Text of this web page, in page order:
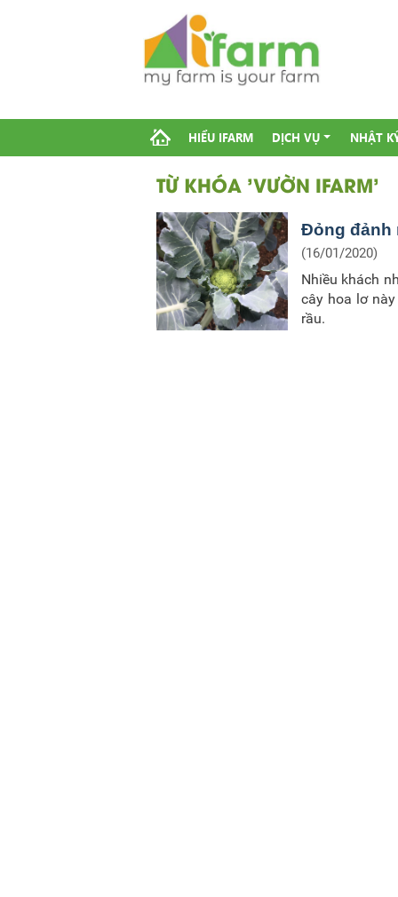
HIỂU IFARM DỊCH VỤ NHẬT
TỪ KHÓA 'VƯỜN IFARM'
Đỏng đảnh
(16/01/2020)
Nhiều khách
cây hoa lơ
rầu.